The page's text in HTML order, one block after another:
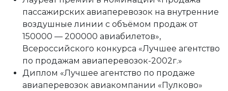
пассажирских авиаперевозок на внутренние
воздушные линии с объёмом продаж от
150000 — 200000 авиабилетов»,
Всероссийского конкурса «Лучшее агентство
по продажам авиаперевозок-2002г.»
Диплом «Лучшее агентство по продаже
авиаперевозок авиакомпании «Пулково»